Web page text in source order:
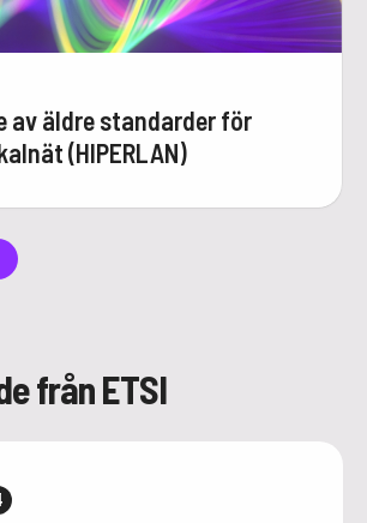
av äldre standarder för
(HIPERLAN)
från ETSI